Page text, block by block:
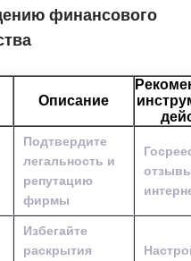
финансового
Описание
Подтвердите
легальность и
репутацию
фирмы
Избегайте
раскрытия